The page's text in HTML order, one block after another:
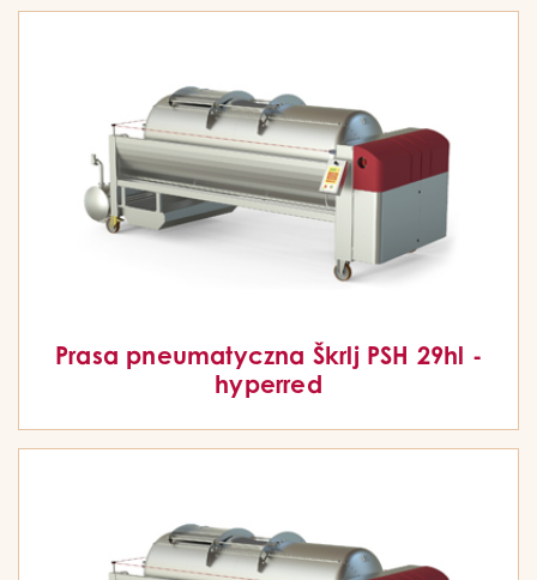
Prasa pneumatyczna Škrlj PSH 29hl -
hyperred